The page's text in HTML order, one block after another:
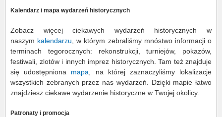
Kalendarz i mapa wydarzeń historycznych
Zobacz więcej ciekawych wydarzeń historycznych w
naszym kalendarzu , w którym zebraliśmy mnóstwo informacji o
terminach tegorocznych: rekonstrukcji, turniejów, pokazów,
festiwali, zlotów i innych imprez historycznych. Tam też znajduje
się udostępniona mapa , na której zaznaczyliśmy lokalizacje
wszystkich zebranych przez nas wydarzeń. Dzięki mapie łatwo
znajdziesz ciekawe wydarzenie historyczne w Twojej okolicy.
Patronaty i promocja